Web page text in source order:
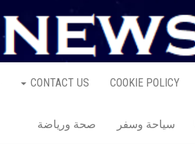
COOKIE POLICY
CONTACT US
سياحة وسفر صحة ورياضة